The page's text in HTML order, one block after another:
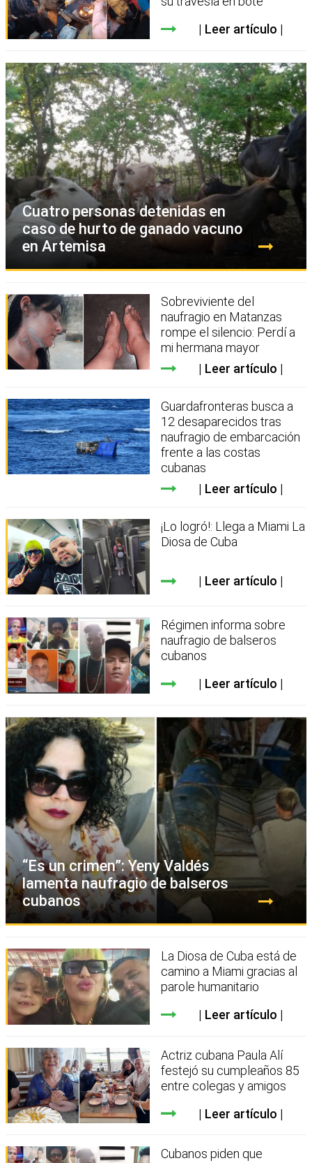
Leer artículo
Cuatro personas detenidas en
caso de hurto de ganado vacuno
en Artemisa
Sobreviviente del
naufragio en Matanzas
rompe el silencio: Perdí a
mi hermana mayor
Leer artículo
Guardafronteras busca a
12 desaparecidos tras
naufragio de embarcación
frente a las costas
cubanas
Leer artículo
¡Lo logró!: Llega a Miami La
Diosa de Cuba
Leer artículo
Régimen informa sobre
naufragio de balseros
cubanos
Leer artículo
“Es un crimen”: Yeny Valdés
lamenta naufragio de balseros
cubanos
La Diosa de Cuba está de
camino a Miami gracias al
parole humanitario
Leer artículo
Actriz cubana Paula Alí
festejó su cumpleaños 85
entre colegas y amigos
Leer artículo
Cubanos piden que